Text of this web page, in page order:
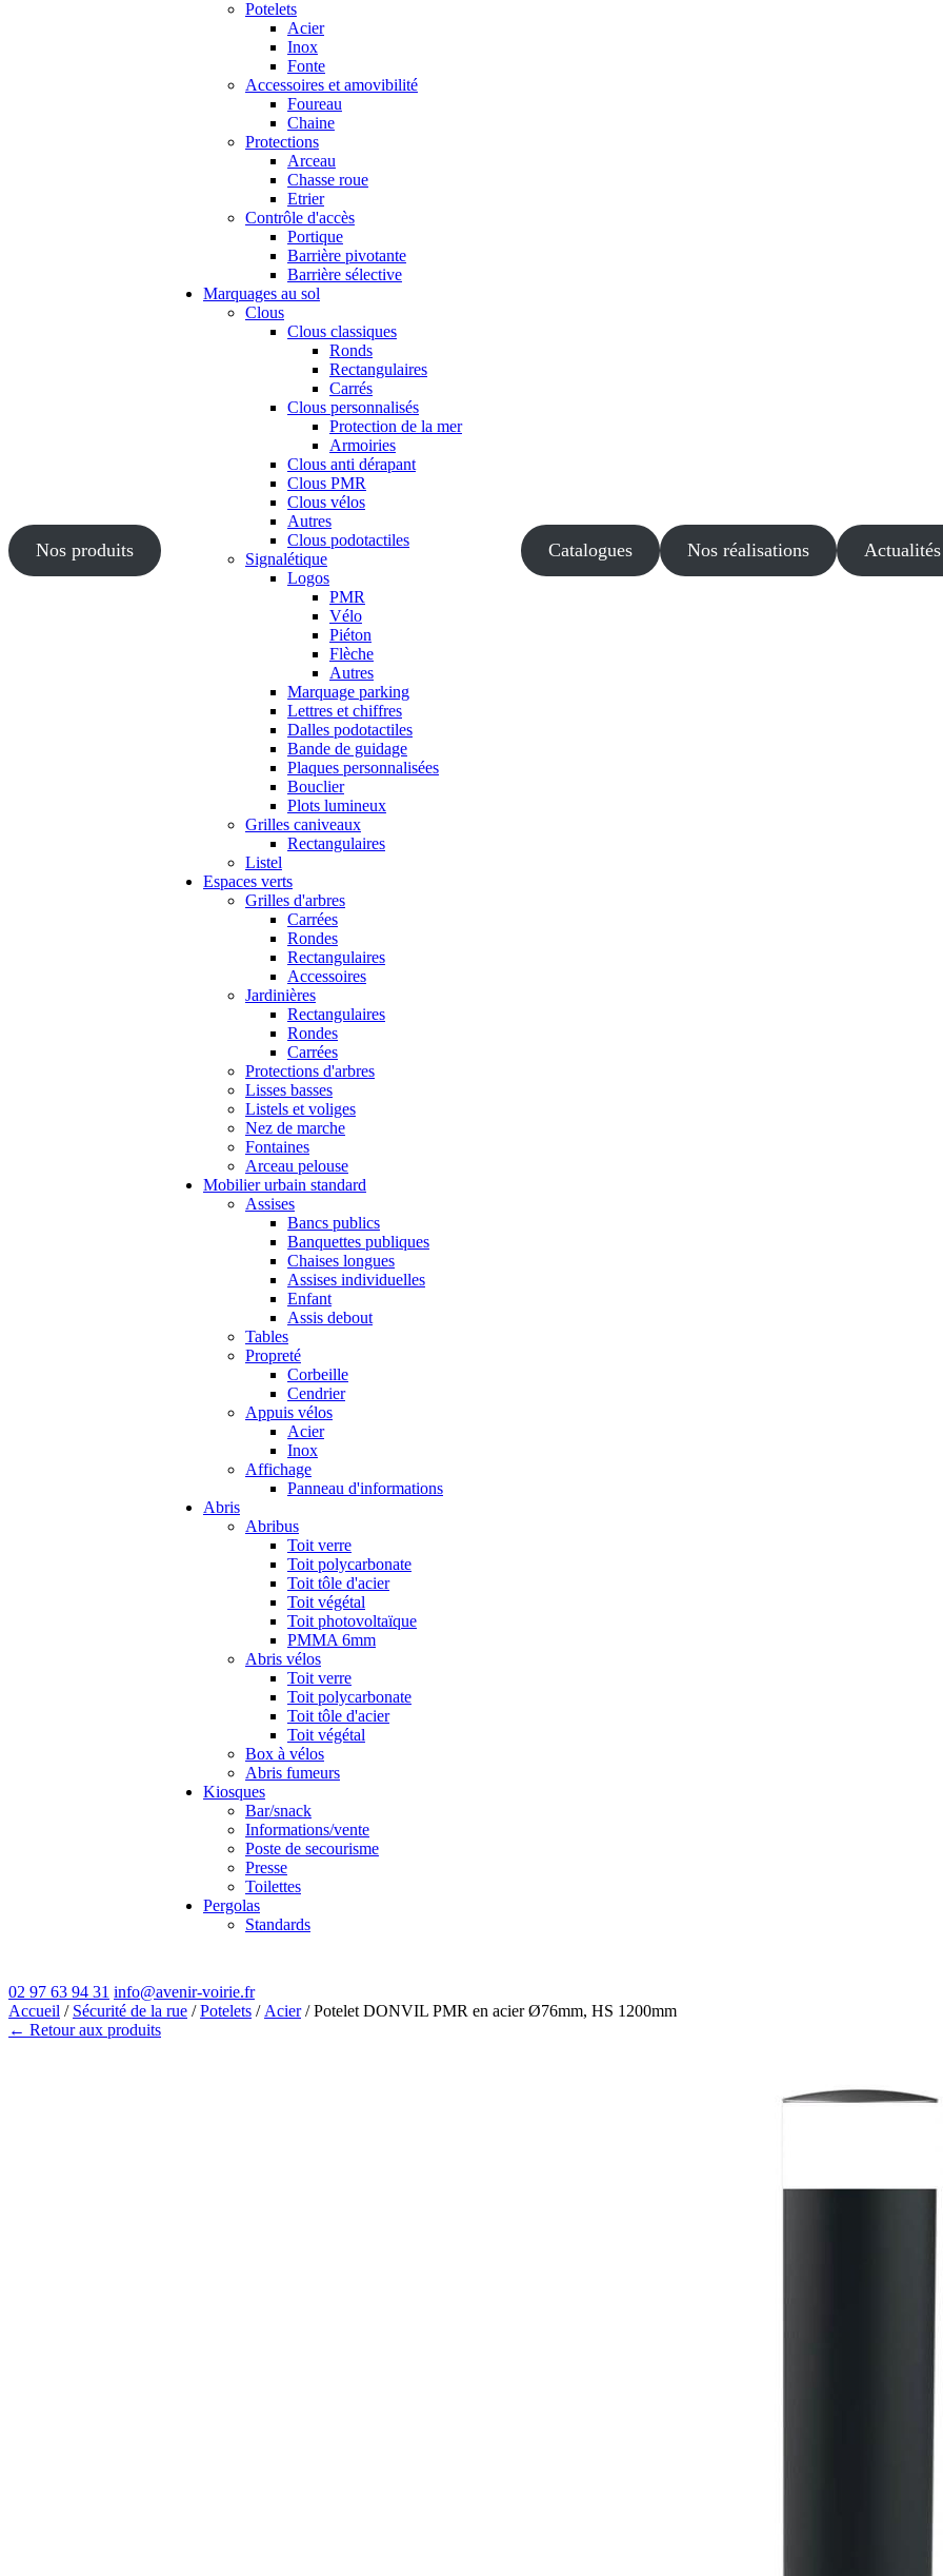
Nos produits
Potelets
Acier
Inox
Fonte
Accessoires et amovibilité
Foureau
Chaine
Protections
Arceau
Chasse roue
Etrier
Contrôle d'accès
Portique
Barrière pivotante
Barrière sélective
Marquages au sol
Clous
Clous classiques
Ronds
Rectangulaires
Carrés
Clous personnalisés
Protection de la mer
Armoiries
Clous anti dérapant
Clous PMR
Clous vélos
Autres
Clous podotactiles
Signalétique
Logos
PMR
Vélo
Piéton
Flèche
Autres
Marquage parking
Lettres et chiffres
Dalles podotactiles
Bande de guidage
Plaques personnalisées
Bouclier
Plots lumineux
Grilles caniveaux
Rectangulaires
Listel
Espaces verts
Grilles d'arbres
Carrées
Rondes
Rectangulaires
Accessoires
Jardinières
Rectangulaires
Rondes
Carrées
Protections d'arbres
Lisses basses
Listels et voliges
Nez de marche
Fontaines
Arceau pelouse
Mobilier urbain standard
Assises
Bancs publics
Banquettes publiques
Chaises longues
Assises individuelles
Enfant
Assis debout
Tables
Propreté
Corbeille
Cendrier
Appuis vélos
Acier
Inox
Affichage
Panneau d'informations
Abris
Abribus
Toit verre
Toit polycarbonate
Toit tôle d'acier
Toit végétal
Toit photovoltaïque
PMMA 6mm
Abris vélos
Toit verre
Toit polycarbonate
Toit tôle d'acier
Toit végétal
Box à vélos
Abris fumeurs
Kiosques
Bar/snack
Informations/vente
Poste de secourisme
Presse
Toilettes
Pergolas
Standards
Catalogues Nos réalisations Actualités
02 97 63 94 31 info@avenir-voirie.fr
Accueil / Sécurité de la rue /Potelets / Acier/ Potelet DONVIL PMR en acier Ø76mm, HS 1200mm
← Retour aux produits